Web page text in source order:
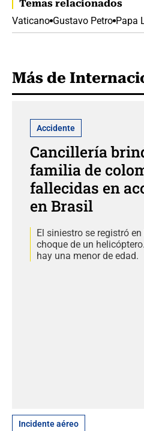
Temas relacionados
Vaticano Gustavo Petro Papa
Más de
Accidente
Cancillería
familia de
fallecidas en
en Brasil
El siniestro se registró
choque de un
hay una menor de edad.
Incidente aéreo